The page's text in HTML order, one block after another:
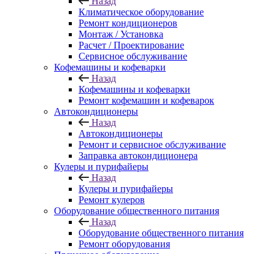
Климатическое оборудование
Ремонт кондиционеров
Монтаж / Установка
Расчет / Проектирование
Сервисное обслуживание
Кофемашины и кофеварки
Назад
Кофемашины и кофеварки
Ремонт кофемашин и кофеварок
Автокондиционеры
Назад
Автокондиционеры
Ремонт и сервисное обслуживание
Заправка автокондиционера
Кулеры и пурифайеры
Назад
Кулеры и пурифайеры
Ремонт кулеров
Оборудование общественного питания
Назад
Оборудование общественного питания
Ремонт оборудования